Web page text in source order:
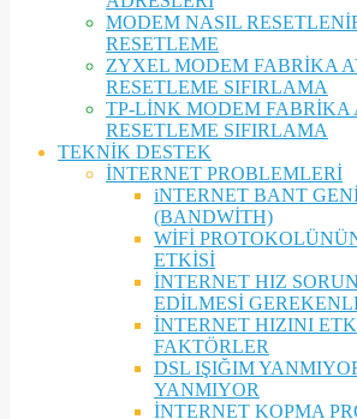
MODEM NASIL
RESETLEME
ZYXEL MODEM FABRİKA
RESETLEME SIFIRLAMA
TP-LİNK MODEM FABRİKA
RESETLEME SIFIRLAMA
TEKNİK DESTEK
İNTERNET PROBLEMLERİ
iNTERNET BANT
(BANDWİTH)
WİFİ
ETKİSİ
İNTERNET HIZ
EDİLMESİ
İNTERNET HIZINI
FAKTÖRLER
DSL IŞIĞIM
YANMIYOR
İNTERNET KOPMA